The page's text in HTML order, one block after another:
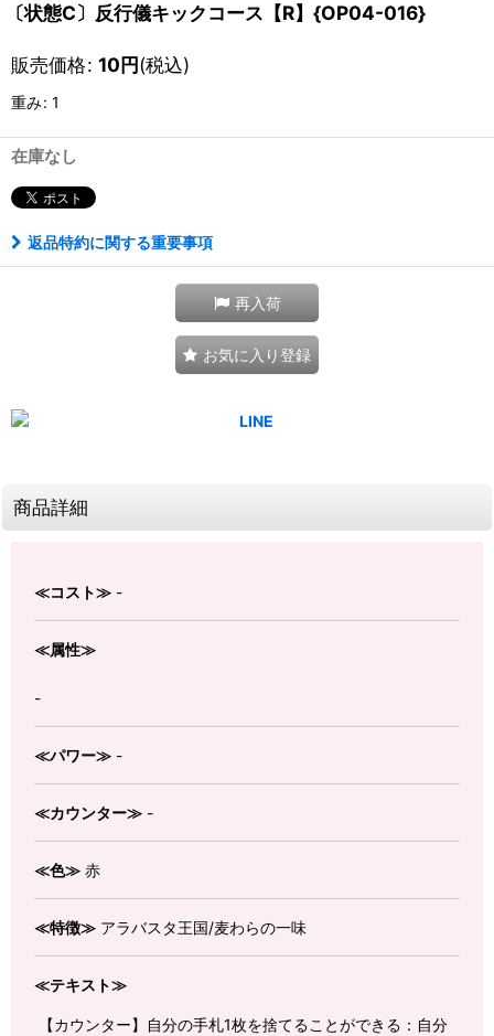
〔状態C〕反行儀キックコース【R】{OP04-016}
販売価格: 10円(税込)
重み: 1
在庫なし
返品特約に関する重要事項
再入荷
お気に入り登録
商品詳細
≪コスト≫ -
≪属性≫
-
≪パワー≫ -
≪カウンター≫ -
≪色≫ 赤
≪特徴≫ アラバスタ王国/麦わらの一味
≪テキスト≫
【カウンター】自分の手札1枚を捨てることができる：自分